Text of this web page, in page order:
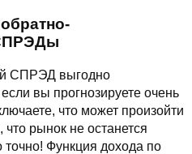
СПРЭД выгодно
вы прогнозируете очень
что может произойти
рынок не останется
точно! Функция дохода по